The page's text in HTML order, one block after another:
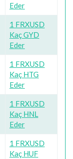
Eder
1 FRXUSD
Kaç GYD
Eder
1 FRXUSD
Kaç HTG
Eder
1 FRXUSD
Kaç HNL
Eder
1 FRXUSD
Kaç HUF